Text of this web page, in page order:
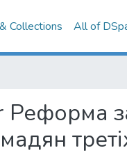
Collections All of
Реформа